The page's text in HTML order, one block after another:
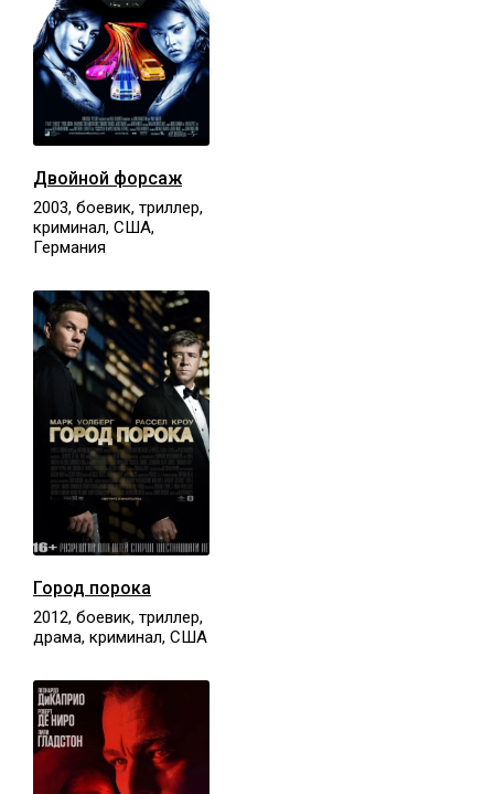
Двойной форсаж
2003, боевик, триллер,
криминал, США,
Германия
Город порока
2012, боевик, триллер,
драма, криминал, США